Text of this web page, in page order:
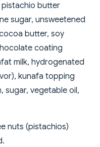
pistachio butter
sugar, unsweetened
butter, soy
coating
milk, hydrogenated
kunafa topping
sugar, vegetable oil,
nuts (pistachios)